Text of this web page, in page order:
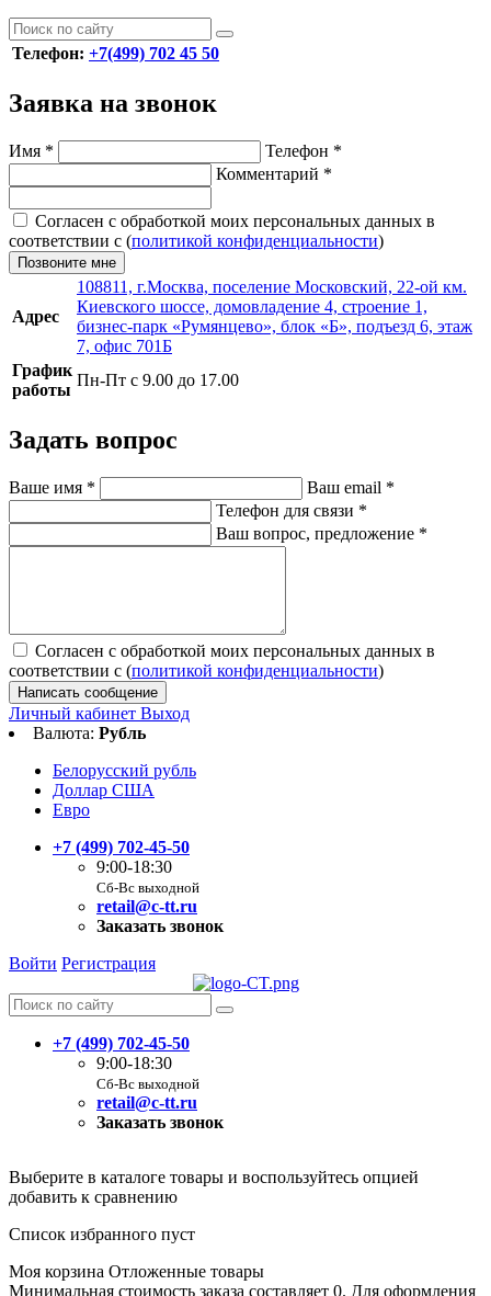
Телефон: +7(499) 702 45 50
Заявка на звонок
Имя * Телефон *
Комментарий *
Согласен с обработкой моих персональных данных в
соответствии с (политикой конфиденциальности)
Позвоните мне
Адрес
108811, г.Москва, поселение Московский, 22-ой км.
Киевского шоссе, домовладение 4, строение 1,
бизнес-парк «Румянцево», блок «Б», подъезд 6, этаж
7, офис 701Б
График
работы
Пн-Пт с 9.00 до 17.00
Задать вопрос
Ваше имя * Ваш email *
Телефон для связи *
Ваш вопрос, предложение *
Согласен с обработкой моих персональных данных в
соответствии с (политикой конфиденциальности)
Написать сообщение
Личный кабинет Выход
Валюта: Рубль
Белорусский рубль
Доллар США
Евро
+7 (499) 702-45-50
9:00-18:30
Сб-Вс выходной
retail@c-tt.ru
Заказать звонок
Войти Регистрация
+7 (499) 702-45-50
9:00-18:30
Сб-Вс выходной
retail@c-tt.ru
Заказать звонок
Выберите в каталоге товары и воспользуйтесь опцией
добавить к сравнению
Список избранного пуст
Моя корзина Отложенные товары
Минимальная стоимость заказа составляет 0. Для оформления